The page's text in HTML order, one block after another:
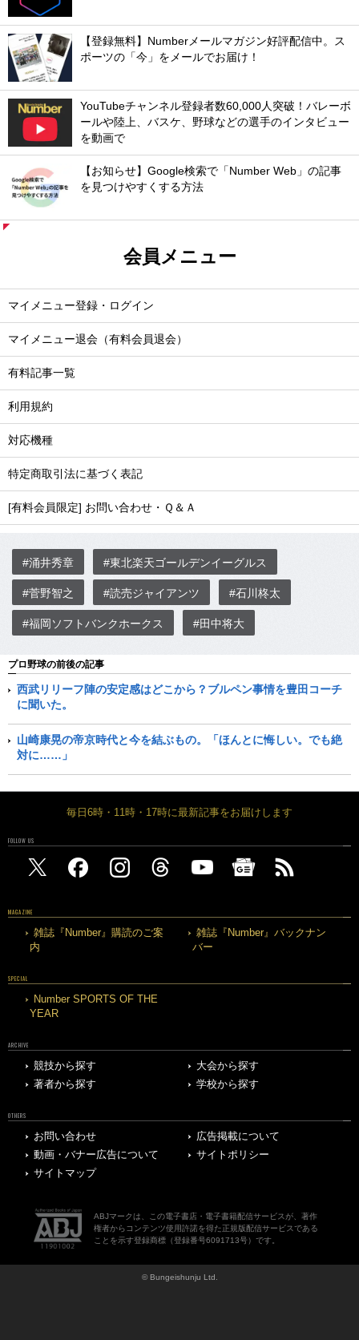
【登録無料】Numberメールマガジン好評配信中。ス
ポーツの「今」をメールでお届け！
YouTubeチャンネル登録者数60,000人突破！バレーボ
ールや陸上、バスケ、野球などの選手のインタビュー
を動画で
【お知らせ】Google検索で「Number Web」の記事
を見つけやすくする方法
会員メニュー
マイメニュー登録・ログイン
マイメニュー退会（有料会員退会）
有料記事一覧
利用規約
対応機種
特定商取引法に基づく表記
[有料会員限定] お問い合わせ・Ｑ＆Ａ
#涌井秀章 #東北楽天ゴールデンイーグルス
#菅野智之 #読売ジャイアンツ #石川柊太
#福岡ソフトバンクホークス #田中将大
プロ野球の前後の記事
西武リリーフ陣の安定感はどこから？ブルペン事情を豊田コーチ
に聞いた。
山崎康晃の帝京時代と今を結ぶもの。「ほんとに悔しい。でも絶
対に……」
毎日6時・11時・17時に最新記事をお届けします
FOLLOW US
MAGAZINE
雑誌『Number』購読のご案
内
雑誌『Number』バックナン
バー
SPECIAL
Number SPORTS OF THE
YEAR
ARCHIVE
競技から探す
大会から探す
著者から探す
学校から探す
OTHERS
お問い合わせ
広告掲載について
動画・バナー広告について
サイトポリシー
サイトマップ
ABJマークは、この電子書店・電子書籍配信サービスが、著作
権者からコンテンツ使用許諾を得た正規版配信サービスである
ことを示す登録商標（登録番号6091713号）です。
© Bungeishunju Ltd.